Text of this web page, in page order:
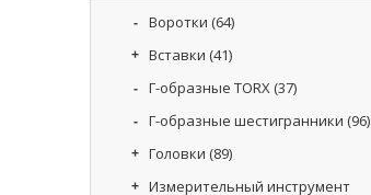
Воротки (64)
Вставки (41)
Г-образные TORX(37)
Г-образные шестигранники (96)
Головки (89)
Измерительный инструмент